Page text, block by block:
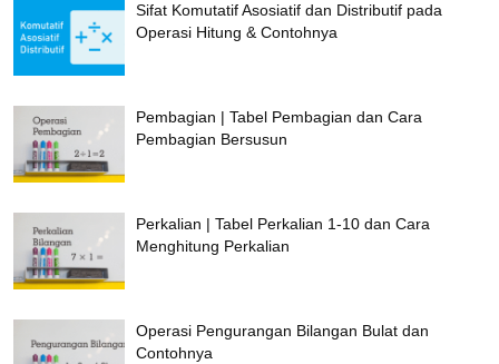
Sifat Komutatif Asosiatif dan Distributif pada
Operasi Hitung & Contohnya
Pembagian | Tabel Pembagian dan Cara
Pembagian Bersusun
Perkalian | Tabel Perkalian 1-10 dan Cara
Menghitung Perkalian
Operasi Pengurangan Bilangan Bulat dan
Contohnya